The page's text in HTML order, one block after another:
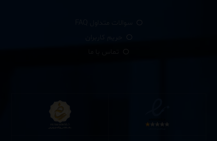
سوالات متداول FAQ
حریم کاربران